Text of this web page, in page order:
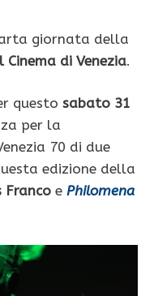
giornata della
di Venezia.
questo sabato 31
per la
70 di due
edizione della
Franco e Philomena